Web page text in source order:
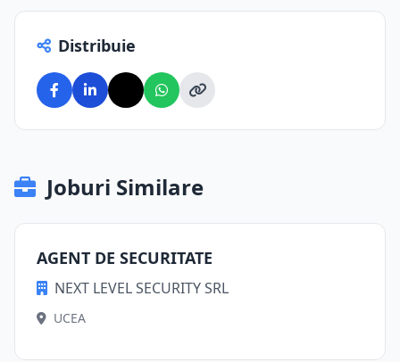
Distribuie
Joburi Similare
AGENT DE SECURITATE
NEXT LEVEL SECURITY SRL
UCEA